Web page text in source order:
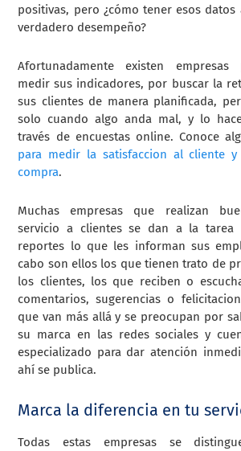
positivas, pero ¿cómo tener esos
verdadero desempeño?
Afortunadamente existen empresas
medir sus indicadores, por buscar la
sus clientes de manera planificada,
solo cuando algo anda mal, y lo
través de encuestas online. Conoce
para medir la satisfaccion al cliente
compra.
Muchas empresas que realizan
servicio a clientes se dan a la
reportes lo que les informan sus
cabo son ellos los que tienen trato de
los clientes, los que reciben o
comentarios, sugerencias o
que van más allá y se preocupan por
su marca en las redes sociales y
especializado para dar atención
ahí se publica.
Marca la diferencia en tu
Todas estas empresas se